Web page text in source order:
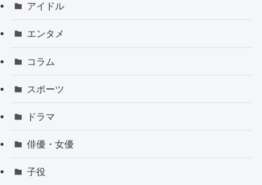
アイドル
エンタメ
コラム
スポーツ
ドラマ
俳優・女優
子役